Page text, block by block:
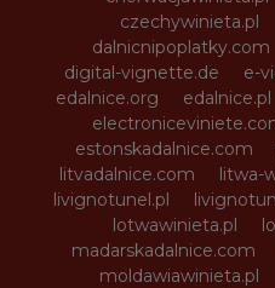
czechywinieta.pl
dalnicnipoplatky.com
digital-vignette.de
e-
edalnice.org
edalnice.pl
estonskadalnice.com
litvadalnice.com
litwa-
livignotunel.pl
lotwawinieta.pl
madarskadalnice.com
moldawiawinieta.pl